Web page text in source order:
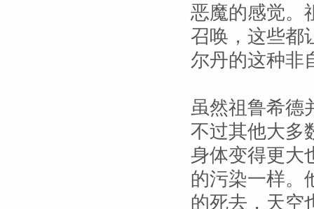
恶魔的感觉。
召唤，这些都
尔丹的这种非
虽然祖鲁希德
不过其他大多
身体变得更大
的污染一样。
的死去，天空